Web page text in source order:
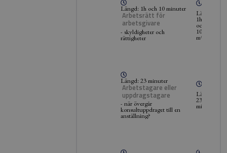
Längd: 1h och 10 minuter
Arbetsrätt för
arbetsgivare
- skyldigheter och
rättigheter
Längd:
1h
och
10
minuter
Längd: 23 minuter
Arbetstagare eller
uppdragstagare
- när övergår
konsultuppdraget till en
anställning?
Längd:
23
minuter